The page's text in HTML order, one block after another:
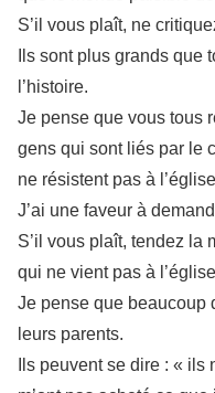
S’il vous plaît, ne
Ils sont plus grands que
l’histoire.
Je pense que vous tous
gens qui sont liés par le
ne résistent pas à
J’ai une faveur à
S’il vous plaît, tendez la
qui ne vient pas à
Je pense que beaucoup
leurs parents.
Ils peuvent se dire : «